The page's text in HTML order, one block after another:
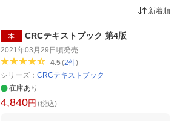
新着順
本 CRCテキストブック 第4版
2021年03月29日頃発売
4.5(2件)
シリーズ： CRCテキストブック
在庫あり
4,840円 (税込)